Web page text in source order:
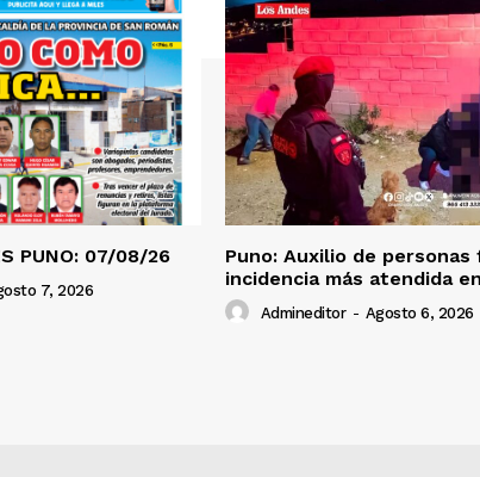
PUNO: 07/08/26
7, 2026
Puno: Auxilio de personas
incidencia más atendida
Admineditor - Agosto 6, 2026